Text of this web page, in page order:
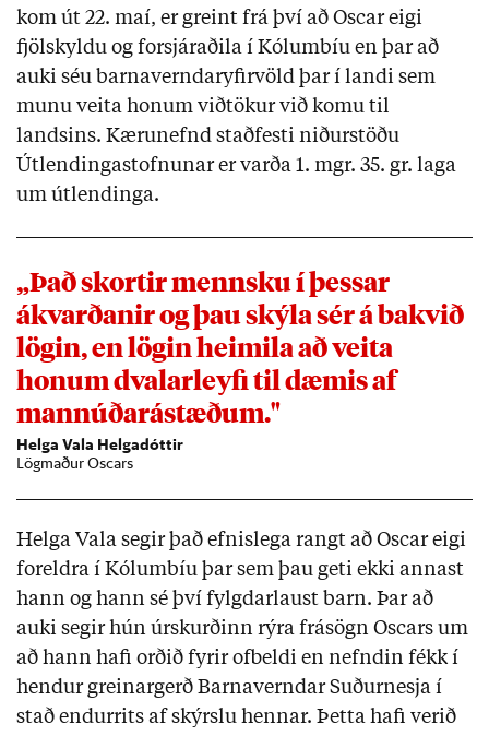
kom út 22. maí, er greint frá því að Oscar eigi
fjölskyldu og forsjáraðila í Kólumbíu en þar að
auki séu barnaverndaryfirvöld þar í landi sem
munu veita honum viðtökur við komu til
landsins. Kærunefnd staðfesti niðurstöðu
Útlendingastofnunar er varða 1. mgr. 35. gr. laga
um útlendinga.
„Það skortir mennsku í þessar
ákvarðanir og þau skýla sér á bakvið
lögin, en lögin heimila að veita
honum dvalarleyfi til dæmis af
mannúðarástæðum."
Helga Vala Helgadóttir
Lögmaður Oscars
Helga Vala segir það efnislega rangt að Oscar eigi
foreldra í Kólumbíu þar sem þau geti ekki annast
hann og hann sé því fylgdarlaust barn. Þar að
auki segir hún úrskurðinn rýra frásögn Oscars um
að hann hafi orðið fyrir ofbeldi en nefndin fékk í
hendur greinargerð Barnaverndar Suðurnesja í
stað endurrits af skýrslu hennar. Þetta hafi verið